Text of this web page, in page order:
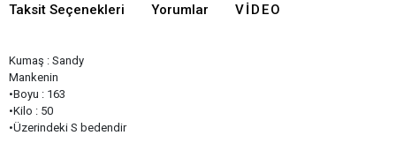
Taksit Seçenekleri Yorumlar VIDEO
Kumaş : Sandy
Mankenin
•Boyu : 163
•Kilo : 50
•Üzerindeki S bedendir